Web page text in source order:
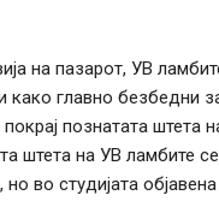
на пазарот, УВ
како главно безбедни
познатата
штета на УВ ламбите
во студијата